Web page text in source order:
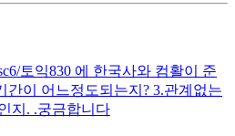
토익830 에 한국사와 컴활이 준
이 어느정도되는지? 3.관계없는
지. .궁금합니다